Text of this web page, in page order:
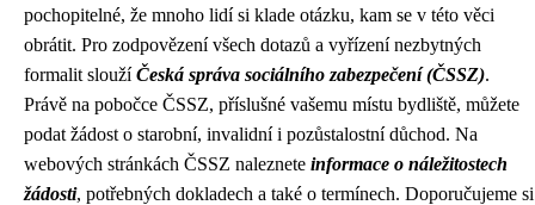
pochopitelné, že mnoho lidí si klade otázku, kam se v této věci
obrátit. Pro zodpovězení všech dotazů a vyřízení nezbytných
formalit sloužíČeská správa sociálního zabezpečení (ČSSZ).
Právě na pobočce ČSSZ, příslušné vašemu místu bydliště, můžete
podat žádost o starobní, invalidní i pozůstalostní důchod. Na
webových stránkách ČSSZ naleznete informace o náležitostech
žádosti, potřebných dokladech a také o termínech. Doporučujeme si